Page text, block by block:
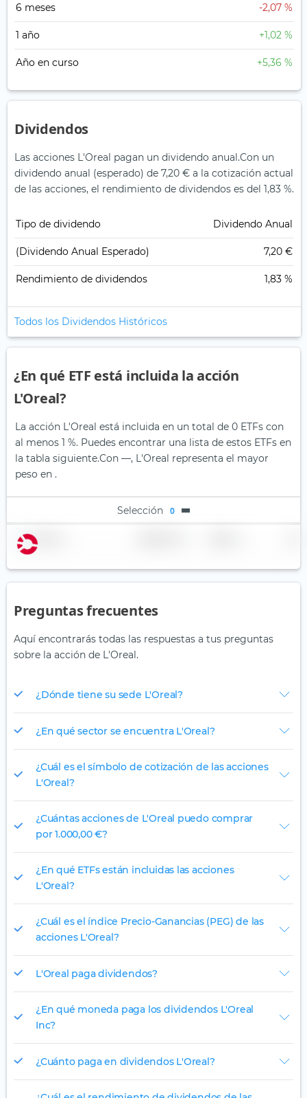
6 meses -2,07 %
1 año +1,02 %
Año en curso +5,36 %
Dividendos
Las acciones L'Oreal pagan un dividendo anual.Con un
dividendo anual (esperado) de 7,20 € a la cotización actual
de las acciones, el rendimiento de dividendos es del 1,83 %.
Tipo de dividendo Dividendo Anual
(Dividendo Anual Esperado) 7,20 €
Rendimiento de dividendos 1,83 %
Todos los Dividendos Históricos
¿En qué ETF está incluida la acción
L'Oreal?
La acción L'Oreal está incluida en un total de 0 ETFs con
al menos 1 %. Puedes encontrar una lista de estos ETFs en
la tabla siguiente.Con —, L'Oreal representa el mayor
peso en .
Selección 0
Nombre
Preguntas frecuentes
Aquí encontrarás todas las respuestas a tus preguntas
sobre la acción de L'Oreal.
¿Dónde tiene su sede L'Oreal?
¿En qué sector se encuentra L'Oreal?
¿Cuál es el símbolo de cotización de las acciones
L'Oreal?
¿Cuántas acciones de L'Oreal puedo comprar
por 1.000,00 €?
¿En qué ETFs están incluidas las acciones
L'Oreal?
¿Cuál es el índice Precio-Ganancias (PEG) de las
acciones L'Oreal?
L'Oreal paga dividendos?
¿En qué moneda paga los dividendos L'Oreal
Inc?
¿Cuánto paga en dividendos L'Oreal?